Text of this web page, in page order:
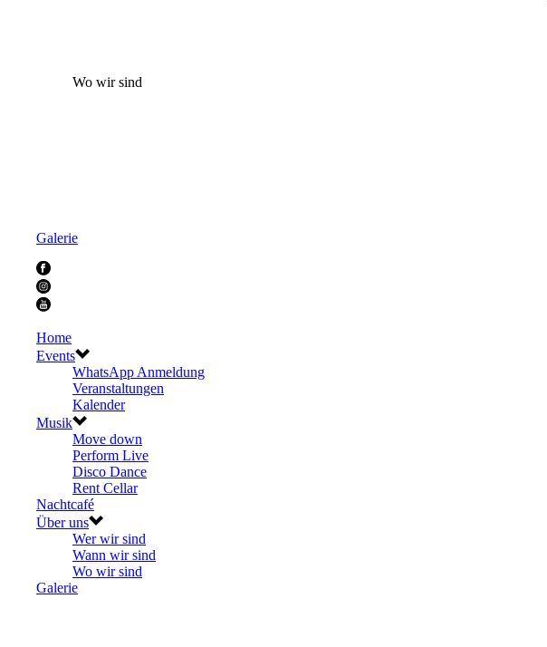
Wo wir sind
Galerie
Home
Events
WhatsApp Anmeldung
Veranstaltungen
Kalender
Musik
Move down
Perform Live
Disco Dance
Rent Cellar
Nachtcafé
Über uns
Wer wir sind
Wann wir sind
Wo wir sind
Galerie